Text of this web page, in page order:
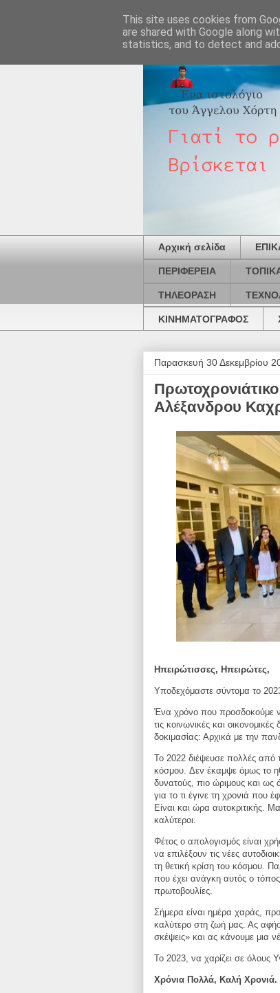
Αρχική σελίδα
ΠΕΡΙΦΕΡΕΙΑ
ΤΗΛΕΟΡΑΣΗ
ΚΙΝΗΜΑΤΟΓΡΑΦΟΣ
Παρασκευή 30 Δεκεμβρίου
Αλέξανδρου
Ηπειρώτισσες, Ηπειρώτες,
Υποδεχόμαστε σύντομα το
Ένα χρόνο που προσδοκούμε
τις κοινωνικές και οικονομικές
δοκιμασίας: Αρχικά με την
Το 2022 διέψευσε πολλές από
κόσμου. Δεν έκαμψε όμως το
δυνατούς, πιο ώριμους και ως
για το τι έγινε τη χρονιά που
Είναι και ώρα αυτοκριτικής.
καλύτεροι.
Φέτος ο απολογισμός είναι
να επιλέξουν τις νέες
τη θετική κρίση του κόσμου.
που έχει ανάγκη αυτός ο
πρωτοβουλίες.
Σήμερα είναι ημέρα χαράς,
καλύτερο στη ζωή μας. Ας
σκέψεις» και ας κάνουμε μια
Το 2023, να χαρίζει σε όλους
Χρόνια Πολλά, Καλή Χρονιά.
This site uses cookies from
are shared with Google along
statistics, and to detect and